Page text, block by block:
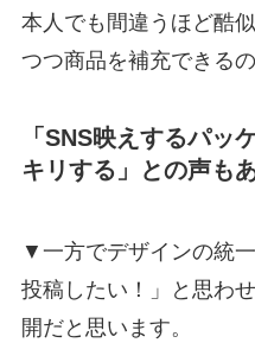
本人でも間違うほど酷
つつ商品を補充できる
「SNS映えするパッ
キリする」との声も
▼一方でデザインの統
投稿したい！」と思わ
開だと思います。